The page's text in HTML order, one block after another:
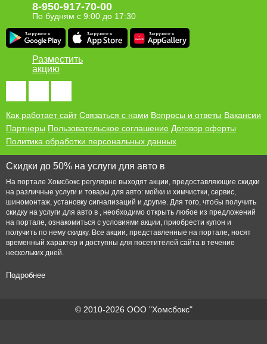
8-950-917-70-00
По будням с 9:00 до 17:30
Разместить
акцию
Как работает сайт Связаться с нами Вопросы и ответы Вакансии
Партнеры Пользовательское соглашение Договор оферты
Политика обработки персональных данных
Скидки до 50% на услуги для авто в
На портале Хомсбокс регулярно выходят акции, предоставляющие скидки
на различные услуги и товары для авто: мойки и химчистки, сервис,
шиномонтаж, установку сигнализаций и другие. Для того, чтобы получить
скидку на услуги для авто в , необходимо открыть любое из предложений
на портале, ознакомиться с условиями акции, приобрести купон и
получить по нему скидку. Все акции, представленные на портале, носят
временный характер и доступны для посетителей сайта в течение
нескольких дней.
Подробнее
© 2010-2026 ООО "Хомсбокс"